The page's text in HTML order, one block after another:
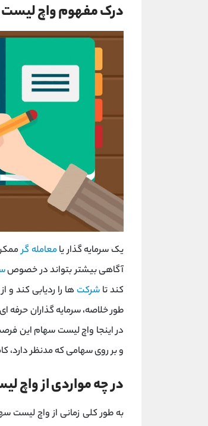
درک مفهوم واچ لیست
یک سرمایه گذار یامعامله گر
آگاهی بیشتر بتواند در خصوص
کند تا شرکت ها را ردیابی کند و
طور خلاصه، سرمایه گذاران
در اینجا واچ لیست سهام این
و بر روی سهامی که مدنظر دارد،
در چه مواردی از
به طور کلی زمانی از واچ لیست